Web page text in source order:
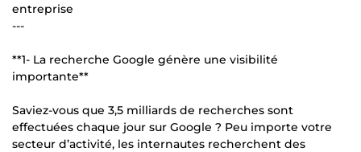
entreprise
---
**1- La recherche Google génère une visibilité
importante**
Saviez-vous que 3,5 milliards de recherches sont
effectuées chaque jour sur Google ? Peu importe votre
secteur d’activité, les internautes recherchent des